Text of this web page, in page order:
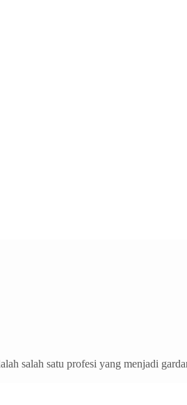
salah satu profesi yang menjadi